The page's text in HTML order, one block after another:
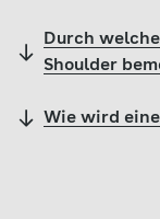
Durch
Shoulder
Wie wird